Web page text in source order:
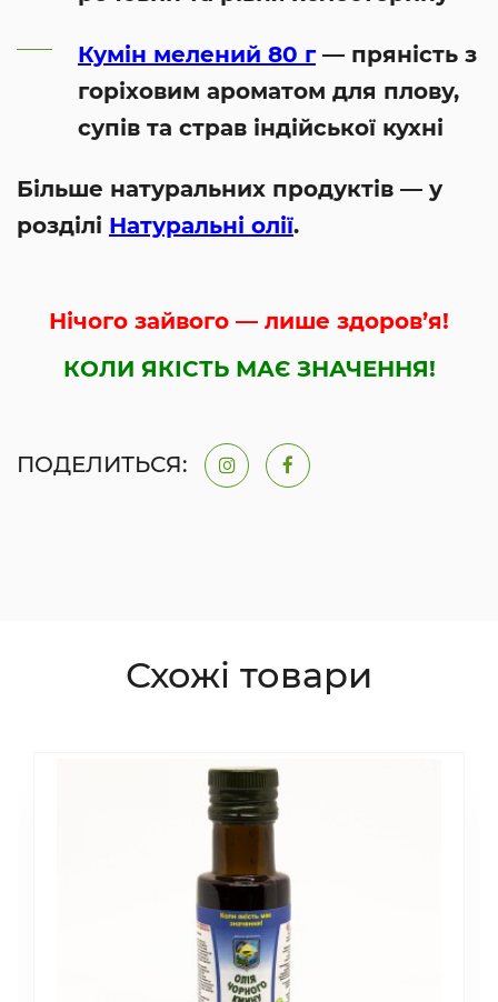
Кумін мелений 80 г— пряність з
горіховим ароматом для плову,
супів та страв індійської кухні
Більше натуральних продуктів — у
розділі Натуральні олії.
Нічого зайвого — лише здоров’я!
КОЛИ ЯКІСТЬ МАЄ ЗНАЧЕННЯ!
ПОДЕЛИТЬСЯ:
Схожі товари